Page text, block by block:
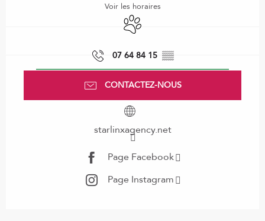
Voir les horaires
Animaux acceptés
07 64 84 15 ▒▒
CONTACTEZ-NOUS
starlinxagency.net
Page Facebook
Page Instagram